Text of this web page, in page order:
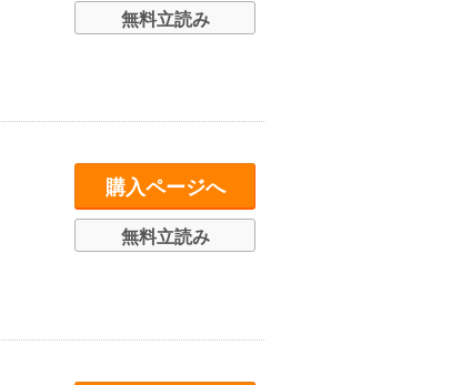
無料立読み
購入ページへ
無料立読み